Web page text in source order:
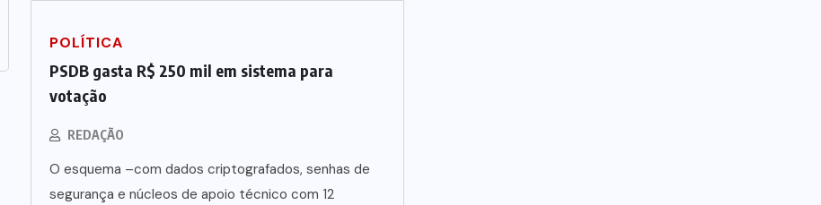
POLÍTICA
PSDB gasta R$ 250 mil em sistema para
votação
REDAÇÃO
O esquema –com dados criptografados, senhas de
segurança e núcleos de apoio técnico com 12